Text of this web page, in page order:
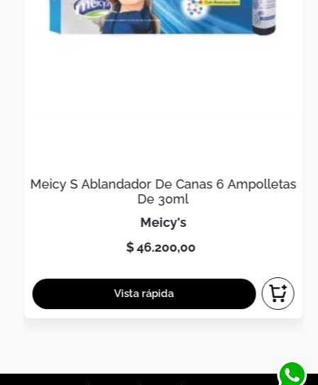
Meicy S Ablandador De Canas 6 Ampolletas
De 30ml
meicy's
$46.200,00